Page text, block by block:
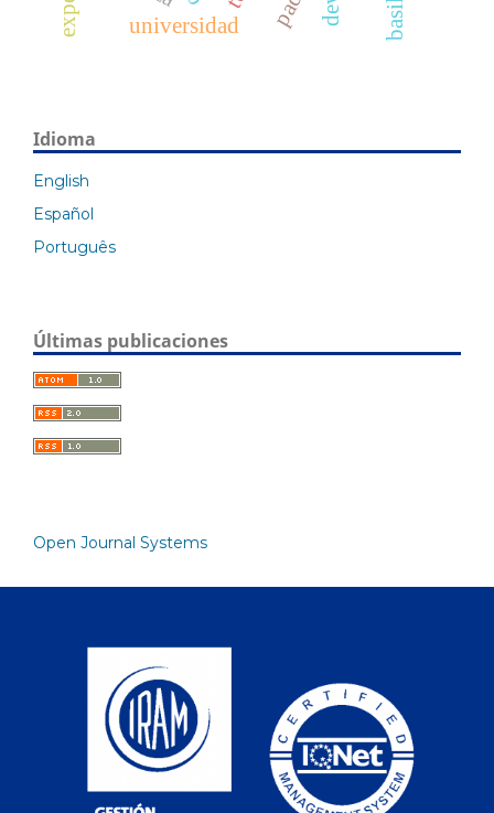
universidad
Idioma
English
Español
Português
Últimas publicaciones
Open Journal Systems